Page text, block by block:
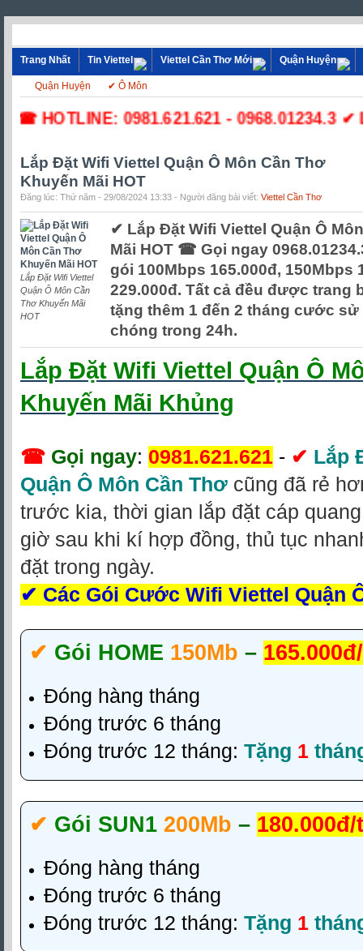
Trang Nhất Tin Viettel Viettel Cần Thơ Mới Quận Huyện
Quận Huyện ✔ Ô Môn
☎ HOTLINE: 0981.621.621 - 0968.01234.3
Lắp Đặt Wifi Viettel Quận Ô Môn Cần Thơ
Khuyến Mãi HOT
Đăng lúc: Thứ năm - 29/08/2024 13:33 - Người đăng bài viết: Viettel Cần Thơ
Lắp Đặt Wifi Viettel
Quận Ô Môn Cần
Thơ Khuyến Mãi
HOT
✔ Lắp Đặt Wifi Viettel Quận Ô
Mãi HOT ☎ Gọi ngay
gói 100Mbps 165.000đ, 150Mbps
229.000đ. Tất cả đều được trang
tặng thêm 1 đến 2 tháng cước
chóng trong 24h.
Lắp Đặt Wifi Viettel Quận Ô
Khuyến Mãi Khủng
☎ Gọi ngay: 0981.621.621 - ✔ Lắp
Quận Ô Môn Cần Thơ cũng đã rẻ
trước kia, thời gian lắp đặt cáp
giờ sau khi kí hợp đồng, thủ tục
đặt trong ngày.
✔ Các Gói Cước Wifi Viettel Quận
✔‎ Gói HOME 150Mb –
Đóng hàng tháng
Đóng trước 6 tháng
Đóng trước 12 tháng: Tặng 1
✔‎ Gói SUN1 200Mb –
Đóng hàng tháng
Đóng trước 6 tháng
Đóng trước 12 tháng: Tặng 1